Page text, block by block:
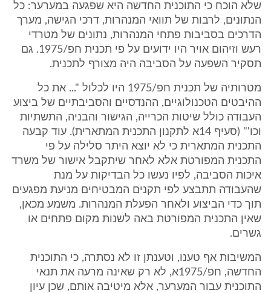
שלא הוכח כי התוכנית החדשה היא שפגעה במערער: כל
הנתונים, לרבות של תוואי המנהרות, דרכי הגישה, מערך
הדרכים בסביבות פתחי המנהרות, נתונים של מטרדי
רעש וזיהום אויר היו ידועים על פי תכנית חפ/1975. גם
תסקיר השפעה על הסביבה היה מצורף לתכנית.
מטרותיה של תכנית חפ/1975 היו לכלול "... את כל
ההיבטים הטכנולוגיים, ההנדסיים והסביבתיים של ביצוע
העבודה כולל שיטות הכרייה, הגישור והבניה, התשתיות
וכו'" (סעיף 14א לתקנון התכנית המתארית). עוד קבעה
התכנית המתארית כי לא יוצא היתר סלילה על פי
התכנית המפורטת אלא לאחר שיתקבל אישור של משרד
איכות הסביבה, לפיו נעשו כל הבדיקות על מנת
שהעבודה תתבצע לפי תקנים המבטיחים מניעת מפגעים
תוך כדי הביצוע ולאחר הפעלת המנהרות. משמע מכאן,
שאין התכנית המפורטת באה לשנות מקום פתחים או
גשרים.
המשיבות אף טענו, וטענתן זו לא נסתרה, כי התוכנית
החדשה, חפ/1975א, לא רק שאינה מרעה את תנאי
התוכנית עבור המערער, אלא מיטיבה אותם, שכן עיון